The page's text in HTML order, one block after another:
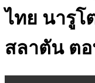
ไทย นารูโ
สลาตัน ตอ